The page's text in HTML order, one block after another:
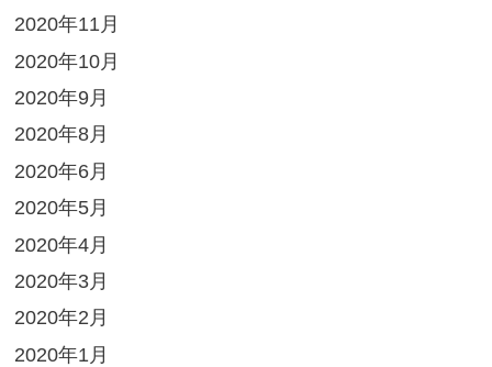
2020年11月
2020年10月
2020年9月
2020年8月
2020年6月
2020年5月
2020年4月
2020年3月
2020年2月
2020年1月